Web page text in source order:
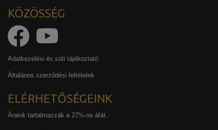
KÖZÖSSÉG
Adatkezelési és süti tájékoztató
Általános szerződési feltételek
ELÉRHETŐSÉGEINK
Áraink tartalmazzák a 27%-os áfát.